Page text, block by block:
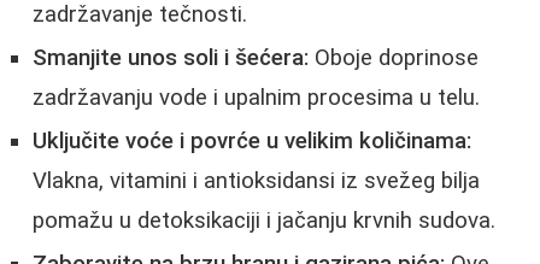
zadržavanje tečnosti.
Smanjite unos soli i šećera: Oboje doprinose
zadržavanju vode i upalnim procesima u telu.
Uključite voće i povrće u velikim količinama:
Vlakna, vitamini i antioksidansi iz svežeg bilja
pomažu u detoksikaciji i jačanju krvnih sudova.